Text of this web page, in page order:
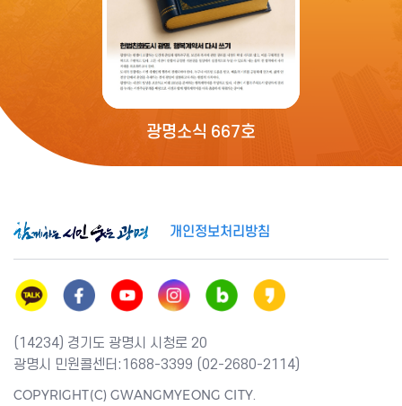
광명소식 667호
개인정보처리방침
(14234) 경기도 광명시 시청로 20
광명시 민원콜센터:1688-3399 (02-2680-2114)
COPYRIGHT(C) GWANGMYEONG CITY.